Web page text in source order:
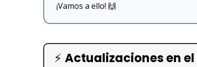
¡Vamos a ello! 🙌
⚡ Actualizaciones en